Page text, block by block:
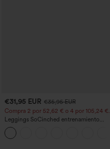
€31,95 EUR €35,95 EUR
Compra 2 por 52,62 € o 4 por 105,24 €.
Leggings SoCinched entrenamiento
moldeador abdomen bolsillo lateral tiro
alto